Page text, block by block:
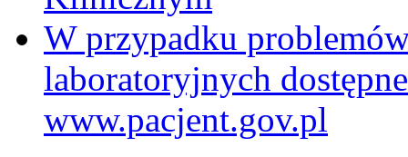
W przypadku
laboratoryjnych
www.pacjent.gov.pl